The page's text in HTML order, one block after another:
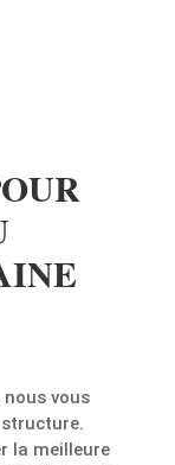
vous
la meilleure